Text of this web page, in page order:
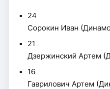
24
Сорокин Иван
21
Дзержинский Артем
16
Гаврилович Артем